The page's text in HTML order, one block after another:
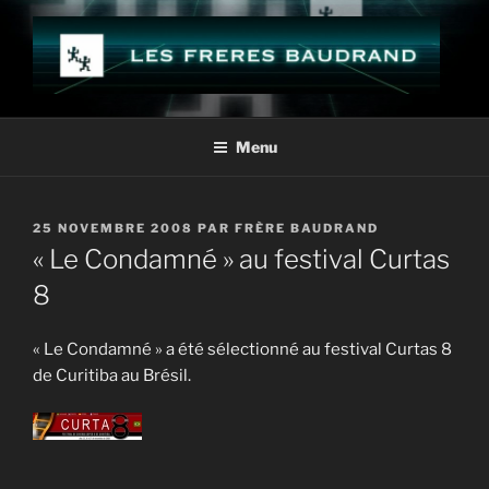
Aller
contenu
principal
LES FRÈRES BAUDRAND
Menu
PUBLIÉ
25 NOVEMBRE 2008 PAR FRÈRE BAUDRAND
« Le Condamné » au festival Curtas
8
« Le Condamné » a été sélectionné au festival Curtas 8
de Curitiba au Brésil.